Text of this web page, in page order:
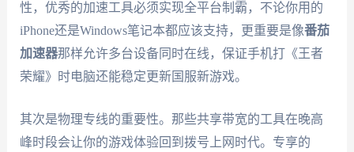
性，优秀的加速工具必须实现全平台制霸，不论你用的
iPhone还是Windows笔记本都应该支持，更重要是像番茄
加速器那样允许多台设备同时在线，保证手机打《王者
荣耀》时电脑还能稳定更新国服新游戏。
其次是物理专线的重要性。那些共享带宽的工具在晚高
峰时段会让你的游戏体验回到拨号上网时代。专享的